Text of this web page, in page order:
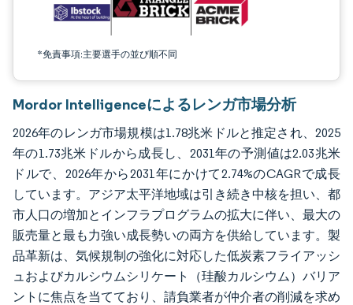
*免責事項:主要選手の並び順不同
Mordor Intelligenceによるレンガ市場分析
2026年のレンガ市場規模は1.78兆米ドルと推定され、2025
年の1.73兆米ドルから成長し、2031年の予測値は2.03兆米
ドルで、2026年から2031年にかけて2.74%のCAGRで成長
しています。アジア太平洋地域は引き続き中核を担い、都
市人口の増加とインフラプログラムの拡大に伴い、最大の
販売量と最も力強い成長勢いの両方を供給しています。製
品革新は、気候規制の強化に対応した低炭素フライアッシ
ュおよびカルシウムシリケート（珪酸カルシウム）バリア
ントに焦点を当てており、請負業者が仲介者の削減を求め